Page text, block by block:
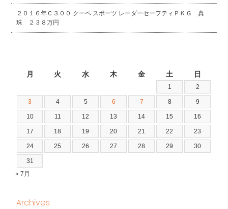
２０１６年Ｃ３００ クーペ スポーツ レーダーセーフティＰＫＧ 真
珠 ２３８万円
月 火 水 木 金 土 日
1 2
3 4 5 6 7 8 9
10 11 12 13 14 15 16
17 18 19 20 21 22 23
24 25 26 27 28 29 30
31
« 7月
Archives